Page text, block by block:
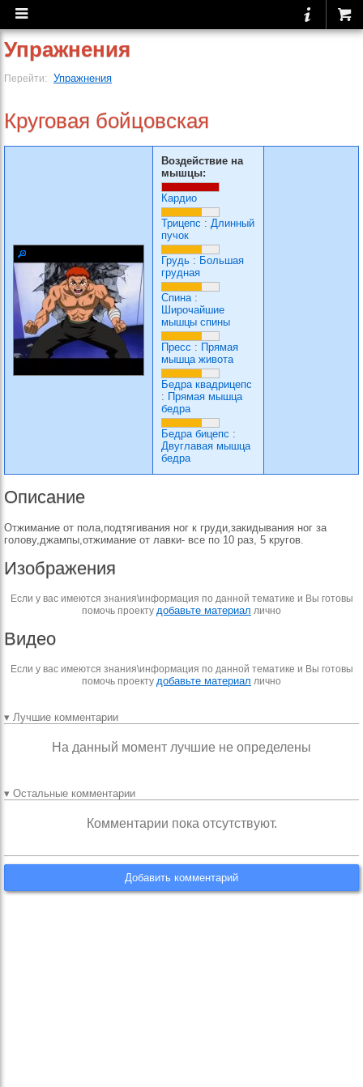
Упражнения
Перейти: Упражнения
Круговая бойцовская
Воздействие на
мышцы:
Кардио
Трицепс : Длинный
пучок
Грудь : Большая
грудная
Спина:
Широчайшие
мышцы спины
Пресс : Прямая
мышца живота
Бедра квадрицепс
: Прямая мышца
бедра
Бедра бицепс :
Двуглавая мышца
бедра
Описание
Отжимание от пола,подтягивания ног к груди,закидывания ног за
голову,джампы,отжимание от лавки- все по 10 раз, 5 кругов.
Изображения
Если у вас имеются знания\информация по данной тематике и Вы готовы
помочь проекту добавьте материал лично
Видео
Если у вас имеются знания\информация по данной тематике и Вы готовы
помочь проекту добавьте материал лично
▾ Лучшие комментарии
На данный момент лучшие не определены
▾ Остальные комментарии
Комментарии пока отсутствуют.
Добавить комментарий